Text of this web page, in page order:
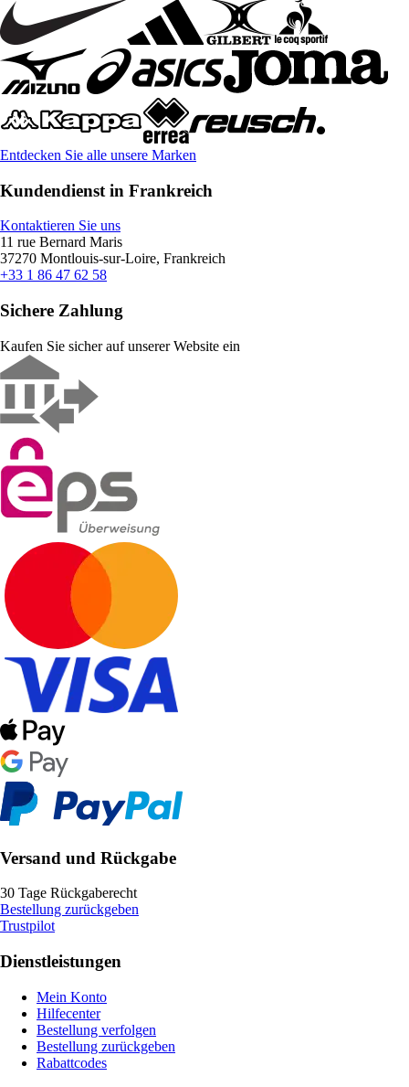
Entdecken Sie alle unsere Marken
Kundendienst in Frankreich
Kontaktieren Sie uns
11 rue Bernard Maris
37270 Montlouis-sur-Loire, Frankreich
+33 1 86 47 62 58
Sichere Zahlung
Kaufen Sie sicher auf unserer Website ein
Versand und Rückgabe
30 Tage Rückgaberecht
Bestellung zurückgeben
Trustpilot
Dienstleistungen
Mein Konto
Hilfecenter
Bestellung verfolgen
Bestellung zurückgeben
Rabattcodes